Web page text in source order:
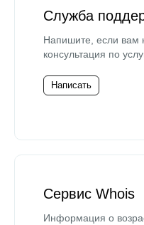
Служба
Напишите, если вам
консультация по
Написать
Сервис Whois
Информация о